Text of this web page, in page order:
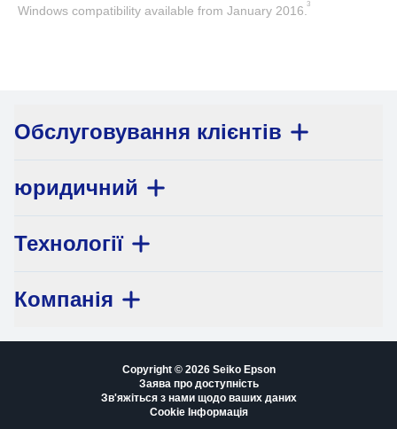
Windows compatibility available from January 2016. 3
Обслуговування клієнтів
юридичний
Технології
Компанія
Copyright © 2026 Seiko Epson
Заява про доступність
Зв'яжіться з нами щодо ваших даних
Cookie Інформація